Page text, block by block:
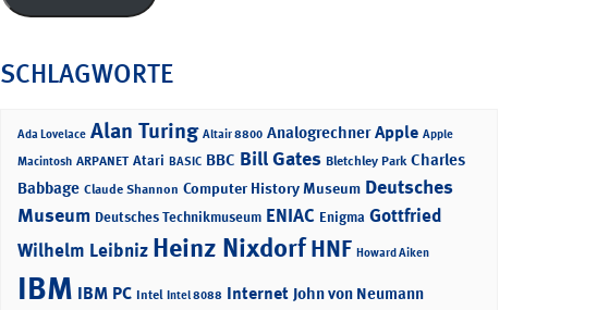
SCHLAGWORTE
Ada Lovelace Alan Turing Altair 8800 Analogrechner Apple Apple
Macintosh ARPANET Atari BASIC BBC Bill Gates Bletchley Park Charles
Babbage Claude Shannon Computer History Museum Deutsches
Museum Deutsches Technikmuseum ENIAC Enigma Gottfried
Wilhelm Leibniz Heinz NixdorfHNF Howard Aiken
IBM IBM PC Intel Intel 8088 Internet John von Neumann